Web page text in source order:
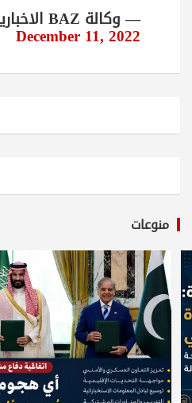
— وكالة BAZ الاخبارية (@baznewz)
December 11, 2022
منوعات